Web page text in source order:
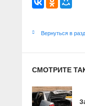
Вернуться в
СМОТРИТЕ